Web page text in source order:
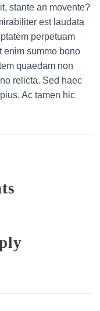
stante an movente?
est laudata
perpetuam
enim summo bono
quaedam non
relicta. Sed haec
Ac tamen hic